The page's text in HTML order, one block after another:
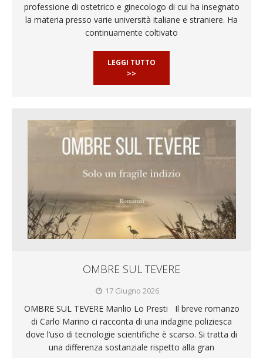
professione di ostetrico e ginecologo di cui ha insegnato
la materia presso varie università italiane e straniere. Ha
continuamente coltivato
LEGGI TUTTO
>>
OMBRE SUL TEVERE
17 Giugno 2026
OMBRE SUL TEVERE Manlio Lo Presti Il breve romanzo
di Carlo Marino ci racconta di una indagine poliziesca
dove l’uso di tecnologie scientifiche è scarso. Si tratta di
una differenza sostanziale rispetto alla gran